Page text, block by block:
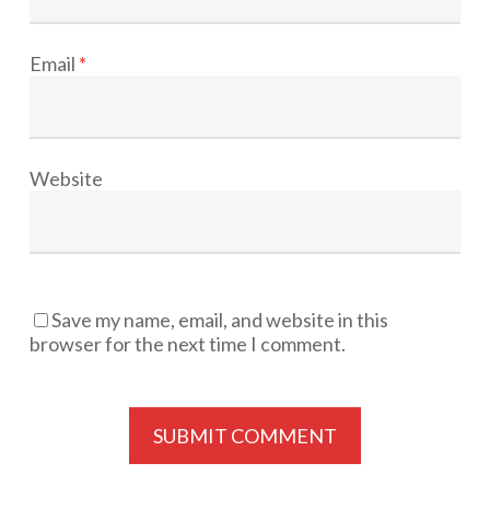
Email *
Website
Save my name, email, and website in this
browser for the next time I comment.